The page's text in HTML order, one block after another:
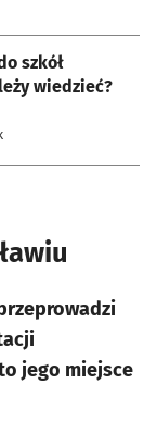
szkół
wiedzieć?
jego miejsce